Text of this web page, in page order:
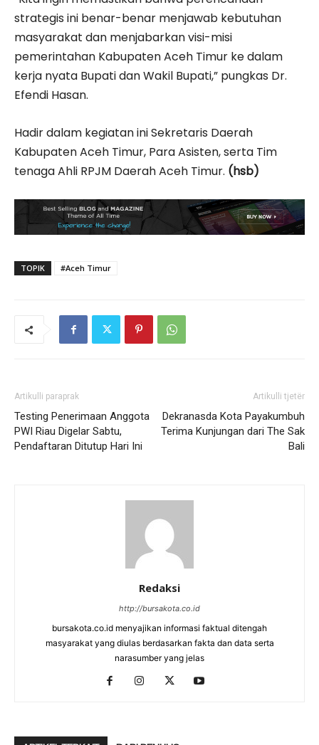
strategis ini benar-benar menjawab kebutuhan
masyarakat dan menjabarkan visi-misi
pemerintahan Kabupaten Aceh Timur ke dalam
kerja nyata Bupati dan Wakil Bupati,” pungkas Dr.
Efendi Hasan.
Hadir dalam kegiatan ini Sekretaris Daerah
Kabupaten Aceh Timur, Para Asisten, serta Tim
tenaga Ahli RPJM Daerah Aceh Timur. (hsb)
TOPIK #Aceh Timur
Artikulli paraprak
Testing Penerimaan Anggota
PWI Riau Digelar Sabtu,
Pendaftaran Ditutup Hari Ini
Artikulli tjetër
Dekranasda Kota Payakumbuh
Terima Kunjungan dari The Sak
Bali
Redaksi
http://bursakota.co.id
bursakota.co.id menyajikan informasi faktual ditengah
masyarakat yang diulas berdasarkan fakta dan data serta
narasumber yang jelas